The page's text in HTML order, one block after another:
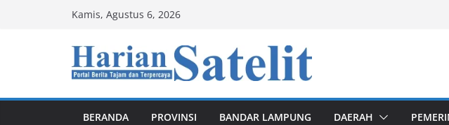
Kamis, Agustus 6, 2026
BERANDA PROVINSI BANDAR LAMPUNG DAERAH